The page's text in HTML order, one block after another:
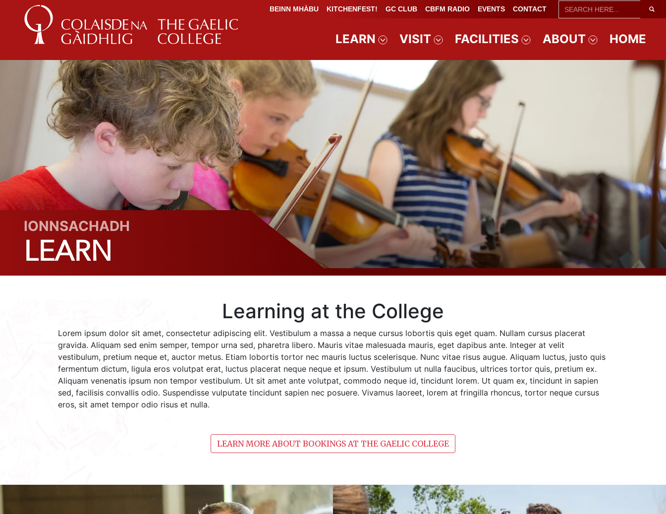
BEINN MHÀBU KITCHENFEST! GC CLUB CBFM RADIO EVENTS CONTACT
SEARCH
FOR:
LEARN VISIT FACILITIES ABOUT HOME
IONNSACHADH
LEARN
Learning at the College
Lorem ipsum dolor sit amet, consectetur adipiscing elit. Vestibulum a massa a neque cursus lobortis quis eget quam. Nullam cursus placerat
gravida. Aliquam sed enim semper, tempor urna sed, pharetra libero. Mauris vitae malesuada mauris, eget dapibus ante. Integer at velit
vestibulum, pretium neque et, auctor metus. Etiam lobortis tortor nec mauris luctus scelerisque. Nunc vitae risus augue. Aliquam luctus, justo quis
fermentum dictum, ligula eros volutpat erat, luctus placerat neque neque et ipsum. Vestibulum ut nulla faucibus, ultrices tortor quis, pretium ex.
Aliquam venenatis ipsum non tempor vestibulum. Ut sit amet ante volutpat, commodo neque id, tincidunt lorem. Ut quam ex, tincidunt in sapien
sed, facilisis convallis odio. Suspendisse vulputate tincidunt sapien nec posuere. Vivamus laoreet, lorem at fringilla rhoncus, tortor neque cursus
eros, sit amet tempor odio risus et nulla.
LEARN MORE ABOUT BOOKINGS AT THE GAELIC COLLEGE